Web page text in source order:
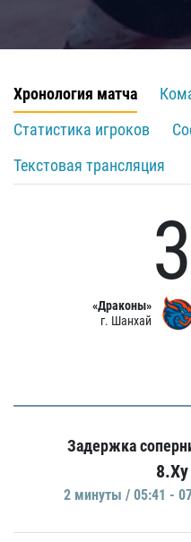
Хронология матча
Статистика игроков
Текстовая трансляция
«Драконы»
г. Шанхай
Задержка
2 минуты / 05:41 -